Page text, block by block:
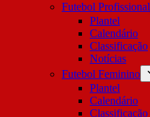
Futebol Profissional
Plantel
Calendário
Classificação
Notícias
Futebol Feminino
Plantel
Calendário
Classificação